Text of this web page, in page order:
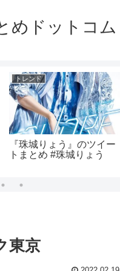
めドットコム
トレンド
『珠城りょう』のツイー
トまとめ #珠城りょう
東京